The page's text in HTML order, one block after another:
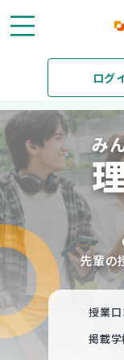
ログ
み
先輩の
授業
掲載